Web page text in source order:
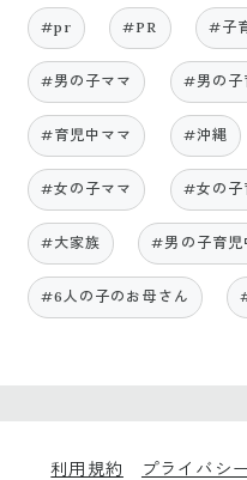
#pr #PR #子
#男の子ママ #男の子
#育児中ママ #沖縄
#女の子ママ #女の子
#大家族 #男の子育児
#6人の子のお母さん
利用規約 プライバシ